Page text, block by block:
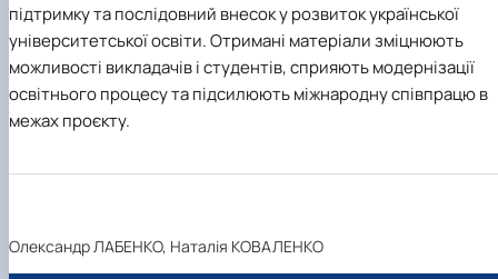
підтримку та послідовний внесок у розвиток української
університетської освіти. Отримані матеріали зміцнюють
можливості викладачів і студентів, сприяють модернізації
освітнього процесу та підсилюють міжнародну співпрацю в
межах проєкту.
Олександр ЛАБЕНКО, Наталія КОВАЛЕНКО